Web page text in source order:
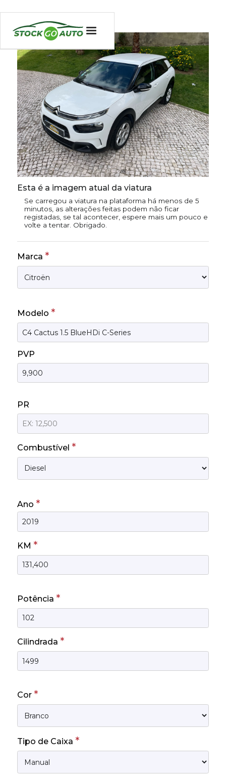
Esta é a imagem atual da viatura
Se carregou a viatura na plataforma há menos de 5
minutos, as alterações feitas podem não ficar
registadas, se tal acontecer, espere mais um pouco e
volte a tentar. Obrigado.
Marca *
Modelo *
PVP
PR
Combustível *
Ano *
KM *
Potência *
Cilindrada *
Cor *
Tipo de Caixa *